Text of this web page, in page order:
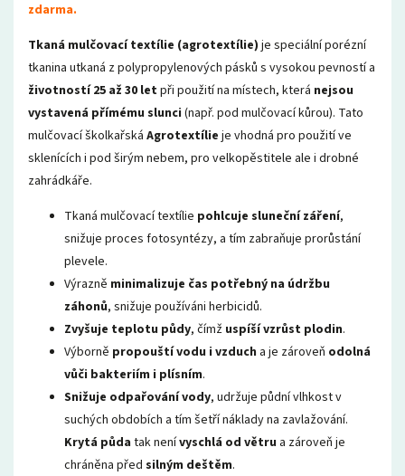
zdarma.
Tkaná mulčovací textílie (agrotextílie) je speciální porézní
tkanina utkaná z polypropylenových pásků s vysokou pevností a
životností 25 až 30 letpři použití na místech, která nejsou
vystavená přímému slunci (např. pod mulčovací kůrou). Tato
mulčovací školkařská Agrotextílie je vhodná pro použití ve
sklenících i pod širým nebem, pro velkopěstitele ale i drobné
zahrádkáře.
Tkaná mulčovací textílie pohlcuje sluneční záření,
snižuje proces fotosyntézy, a tím zabraňuje prorůstání
plevele.
Výrazně minimalizuje čas potřebný na údržbu
záhonů, snižuje používáni herbicidů.
Zvyšuje teplotu půdy, čímž uspíší vzrůst plodin.
Výborně propouští vodu i vzduch a je zároveň odolná
vůči bakteriím i plísním.
Snižuje odpařování vody, udržuje půdní vlhkost v
suchých obdobích a tím šetří náklady na zavlažování.
Krytá půda tak nenívyschlá od větru a zároveň je
chráněna před silným deštěm.